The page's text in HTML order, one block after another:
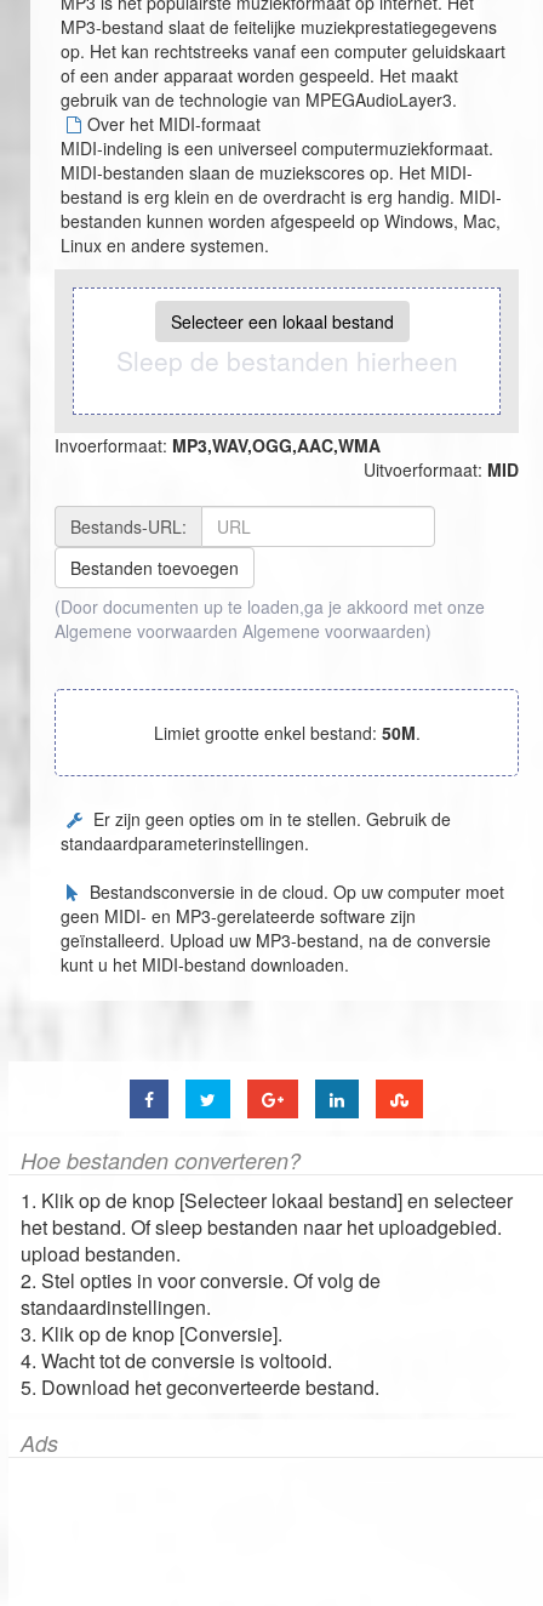
MP3-bestand slaat de feitelijke muziekprestatiegegevens
op. Het kan rechtstreeks vanaf een computer geluidskaart
of een ander apparaat worden gespeeld. Het maakt
gebruik van de technologie van MPEGAudioLayer3.
Over het MIDI-formaat
MIDI-indeling is een universeel computermuziekformaat.
MIDI-bestanden slaan de muziekscores op. Het MIDI-
bestand is erg klein en de overdracht is erg handig. MIDI-
bestanden kunnen worden afgespeeld op Windows, Mac,
Linux en andere systemen.
Selecteer een lokaal bestand
Sleep de bestanden hierheen
Invoerformaat: MP3,WAV,OGG,AAC,WMA
Uitvoerformaat: MID
Bestands-URL:
Bestanden toevoegen
(Door documenten up te loaden,ga je akkoord met onze
Algemene voorwaarden Algemene voorwaarden)
Limiet grootte enkel bestand: 50M.
Er zijn geen opties om in te stellen. Gebruik de
standaardparameterinstellingen.
Bestandsconversie in de cloud. Op uw computer moet
geen MIDI- en MP3-gerelateerde software zijn
geïnstalleerd. Upload uw MP3-bestand, na de conversie
kunt u het MIDI-bestand downloaden.
Hoe bestanden converteren?
1. Klik op de knop [Selecteer lokaal bestand] en selecteer
het bestand. Of sleep bestanden naar het uploadgebied.
upload bestanden.
2. Stel opties in voor conversie. Of volg de
standaardinstellingen.
3. Klik op de knop [Conversie].
4. Wacht tot de conversie is voltooid.
5. Download het geconverteerde bestand.
Ads